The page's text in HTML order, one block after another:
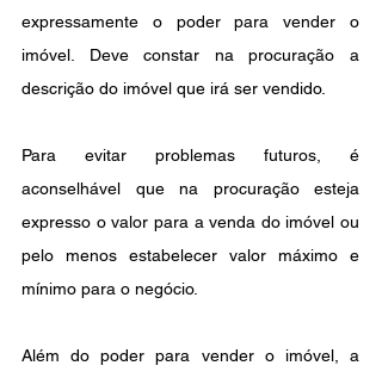
expressamente o poder para vender o
imóvel. Deve constar na procuração a
descrição do imóvel que irá ser vendido.
Para evitar problemas futuros, é
aconselhável que na procuração esteja
expresso o valor para a venda do imóvel ou
pelo menos estabelecer valor máximo e
mínimo para o negócio.
Além do poder para vender o imóvel, a